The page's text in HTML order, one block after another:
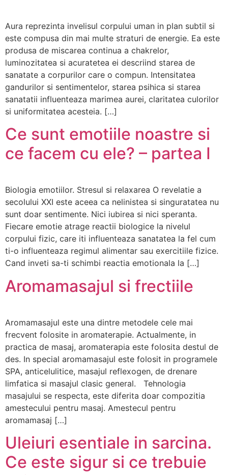
Aura reprezinta invelisul corpului uman in plan subtil si
este compusa din mai multe straturi de energie. Ea este
produsa de miscarea continua a chakrelor,
luminozitatea si acuratetea ei descriind starea de
sanatate a corpurilor care o compun. Intensitatea
gandurilor si sentimentelor, starea psihica si starea
sanatatii influenteaza marimea aurei, claritatea culorilor
si uniformitatea acesteia. […]
Ce sunt emotiile noastre si
ce facem cu ele? – partea I
Biologia emotiilor. Stresul si relaxarea O revelatie a
secolului XXI este aceea ca nelinistea si singuratatea nu
sunt doar sentimente. Nici iubirea si nici speranta.
Fiecare emotie atrage reactii biologice la nivelul
corpului fizic, care iti influenteaza sanatatea la fel cum
ti-o influenteaza regimul alimentar sau exercitiile fizice.
Cand inveti sa-ti schimbi reactia emotionala la […]
Aromamasajul si frectiile
Aromamasajul este una dintre metodele cele mai
frecvent folosite in aromaterapie. Actualmente, in
practica de masaj, aromaterapia este folosita destul de
des. In special aromamasajul este folosit in programele
SPA, anticelulitice, masajul reflexogen, de drenare
limfatica si masajul clasic general. Tehnologia
masajului se respecta, este diferita doar compozitia
amestecului pentru masaj. Amestecul pentru
aromamasaj […]
Uleiuri esentiale in sarcina.
Ce este sigur si ce trebuie